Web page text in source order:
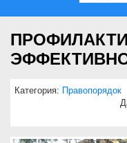
Категория: Правопорядок